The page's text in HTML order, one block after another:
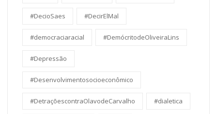
#DecioSaes #DecirElMal
#democraciaracial #DemócritodeOliveiraLins
#Depressão
#Desenvolvimentosocioeconômico
#DetraçõescontraOlavodeCarvalho #dialetica